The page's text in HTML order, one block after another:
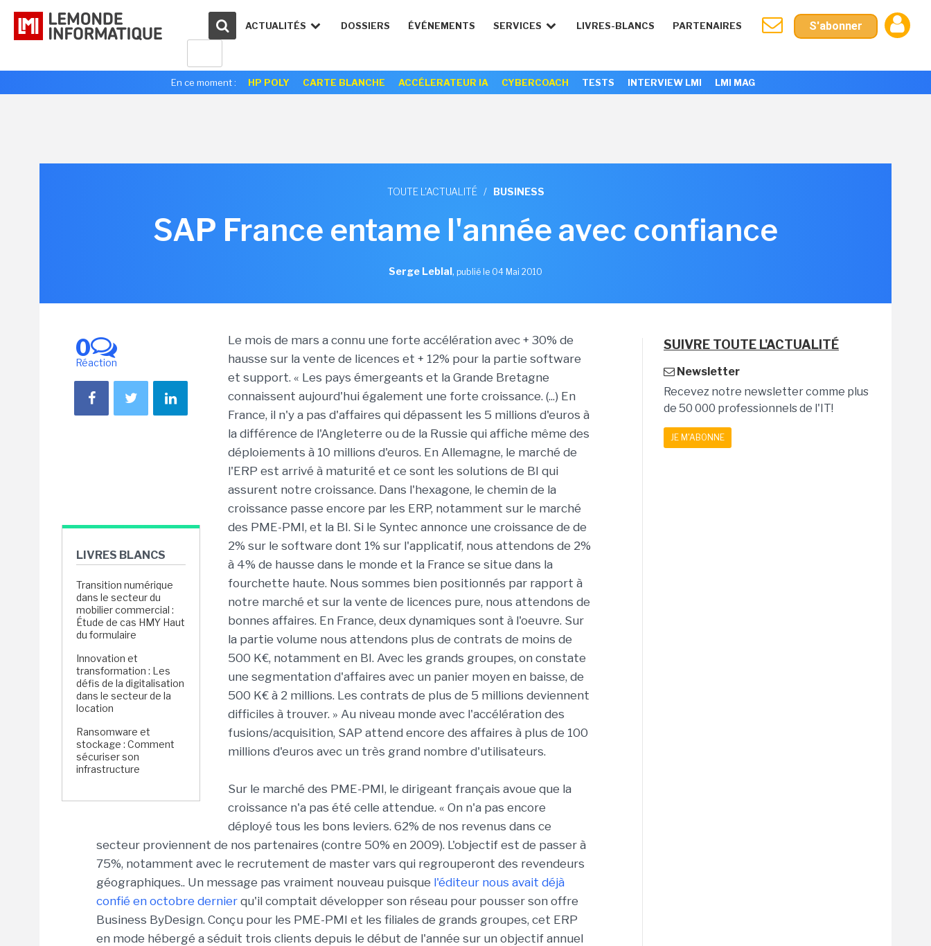
ACTUALITÉS DOSSIERS ÉVÉNEMENTS SERVICES LIVRES-BLANCS PARTENAIRES S'abonner
En ce moment : HP POLY CARTE BLANCHE ACCÉLERATEUR IA CYBERCOACH TESTS INTERVIEW LMI LMI MAG
TOUTE L'ACTUALITÉ / BUSINESS
SAP France entame l'année avec confiance
Serge Leblal, publié le 04 Mai 2010
0
Réaction
LIVRES BLANCS
Transition numérique
dans le secteur du
mobilier commercial :
Étude de cas HMY Haut
du formulaire
Innovation et
transformation : Les
défis de la digitalisation
dans le secteur de la
location
Ransomware et
stockage : Comment
sécuriser son
infrastructure
Le mois de mars a connu une forte accélération avec + 30% de
hausse sur la vente de licences et + 12% pour la partie software
et support. « Les pays émergeants et la Grande Bretagne
connaissent aujourd'hui également une forte croissance. (...) En
France, il n'y a pas d'affaires qui dépassent les 5 millions d'euros à
la différence de l'Angleterre ou de la Russie qui affiche même des
déploiements à 10 millions d'euros. En Allemagne, le marché de
l'ERP est arrivé à maturité et ce sont les solutions de BI qui
assurent notre croissance. Dans l'hexagone, le chemin de la
croissance passe encore par les ERP, notamment sur le marché
des PME-PMI, et la BI. Si le Syntec annonce une croissance de de
2% sur le software dont 1% sur l'applicatif, nous attendons de 2%
à 4% de hausse dans le monde et la France se situe dans la
fourchette haute. Nous sommes bien positionnés par rapport à
notre marché et sur la vente de licences pure, nous attendons de
bonnes affaires. En France, deux dynamiques sont à l'oeuvre. Sur
la partie volume nous attendons plus de contrats de moins de
500 K€, notamment en BI. Avec les grands groupes, on constate
une segmentation d'affaires avec un panier moyen en baisse, de
500 K€ à 2 millions. Les contrats de plus de 5 millions deviennent
difficiles à trouver. » Au niveau monde avec l'accélération des
fusions/acquisition, SAP attend encore des affaires à plus de 100
millions d'euros avec un très grand nombre d'utilisateurs.
Sur le marché des PME-PMI, le dirigeant français avoue que la
croissance n'a pas été celle attendue. « On n'a pas encore
déployé tous les bons leviers. 62% de nos revenus dans ce
secteur proviennent de nos partenaires (contre 50% en 2009). L'objectif est de passer à
75%, notamment avec le recrutement de master vars qui regrouperont des revendeurs
géographiques.. Un message pas vraiment nouveau puisque l'éditeur nous avait déjà
confié en octobre dernier qu'il comptait développer son réseau pour pousser son offre
Business ByDesign. Conçu pour les PME-PMI et les filiales de grands groupes, cet ERP
en mode hébergé a séduit trois clients depuis le début de l'année sur un objectif annuel
SUIVRE TOUTE L'ACTUALITÉ
Newsletter
Recevez notre newsletter comme plus
de 50 000 professionnels de l'IT!
JE M'ABONNE